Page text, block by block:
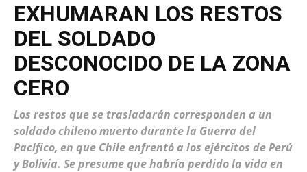
EXHUMARAN LOS RESTOS
DEL SOLDADO
DESCONOCIDO DE LA ZONA
CERO
Los restos que se trasladarán corresponden a un
soldado chileno muerto durante la Guerra del
Pacífico, en que Chile enfrentó a los ejércitos de Perú
y Bolivia. Se presume que habría perdido la vida en